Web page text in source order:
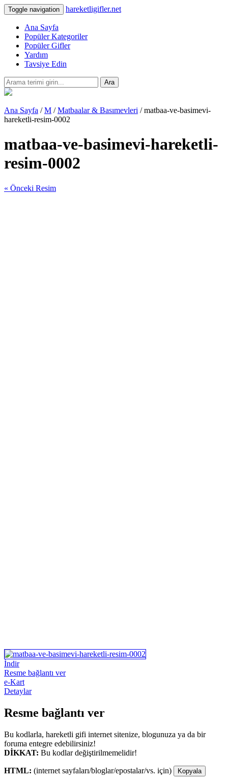
Toggle navigation hareketligifler.net
Ana Sayfa
Popüler Kategoriler
Popüler Gifler
Yardım
Tavsiye Edin
Ara
Ana Sayfa /M /Matbaalar & Basımevleri / matbaa-ve-basimevi-
hareketli-resim-0002
matbaa-ve-basimevi-hareketli-
resim-0002
« Önceki Resim
İndir
Resme bağlantı ver
e-Kart
Detaylar
Resme bağlantı ver
Bu kodlarla, hareketli gifi internet sitenize, blogunuza ya da bir
foruma entegre edebilirsiniz!
DİKKAT: Bu kodlar değiştirilmemelidir!
HTML: (internet sayfaları/bloglar/epostalar/vs. için) Kopyala